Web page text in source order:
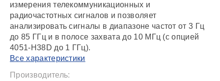
измерения телекоммуникационных и
радиочастотных сигналов и позволяет
анализировать сигналы в диапазоне частот от 3 Гц
до 85 ГГц и в полосе захвата до 10 МГц (с опцией
4051-H38D до 1 ГГц).
Все характеристики
Производитель: